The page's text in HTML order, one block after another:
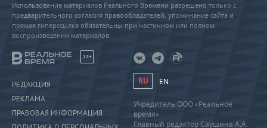
Использование материалов Реального Времени разрешено только с
предварительного согласия правообладателей, упоминание сайта и
прямая гиперссылка обязательны при частичном или полном
воспроизведении материалов.
18+
РЕДАКЦИЯ
РЕКЛАМА
ПРАВОВАЯ ИНФОРМАЦИЯ
RU EN
Учредитель ООО «Реальное
время»
Главный редактор Саушина А.А.